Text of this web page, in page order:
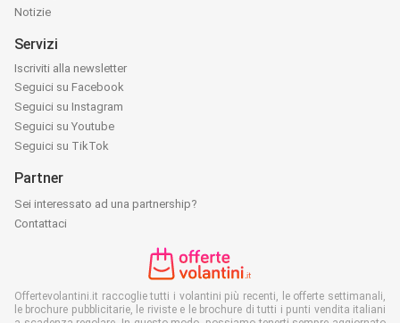
Notizie
Servizi
Iscriviti alla newsletter
Seguici su Facebook
Seguici su Instagram
Seguici su Youtube
Seguici su TikTok
Partner
Sei interessato ad una partnership?
Contattaci
Offertevolantini.it raccoglie tutti i volantini più recenti, le offerte settimanali,
le brochure pubblicitarie, le riviste e le brochure di tutti i punti vendita italiani